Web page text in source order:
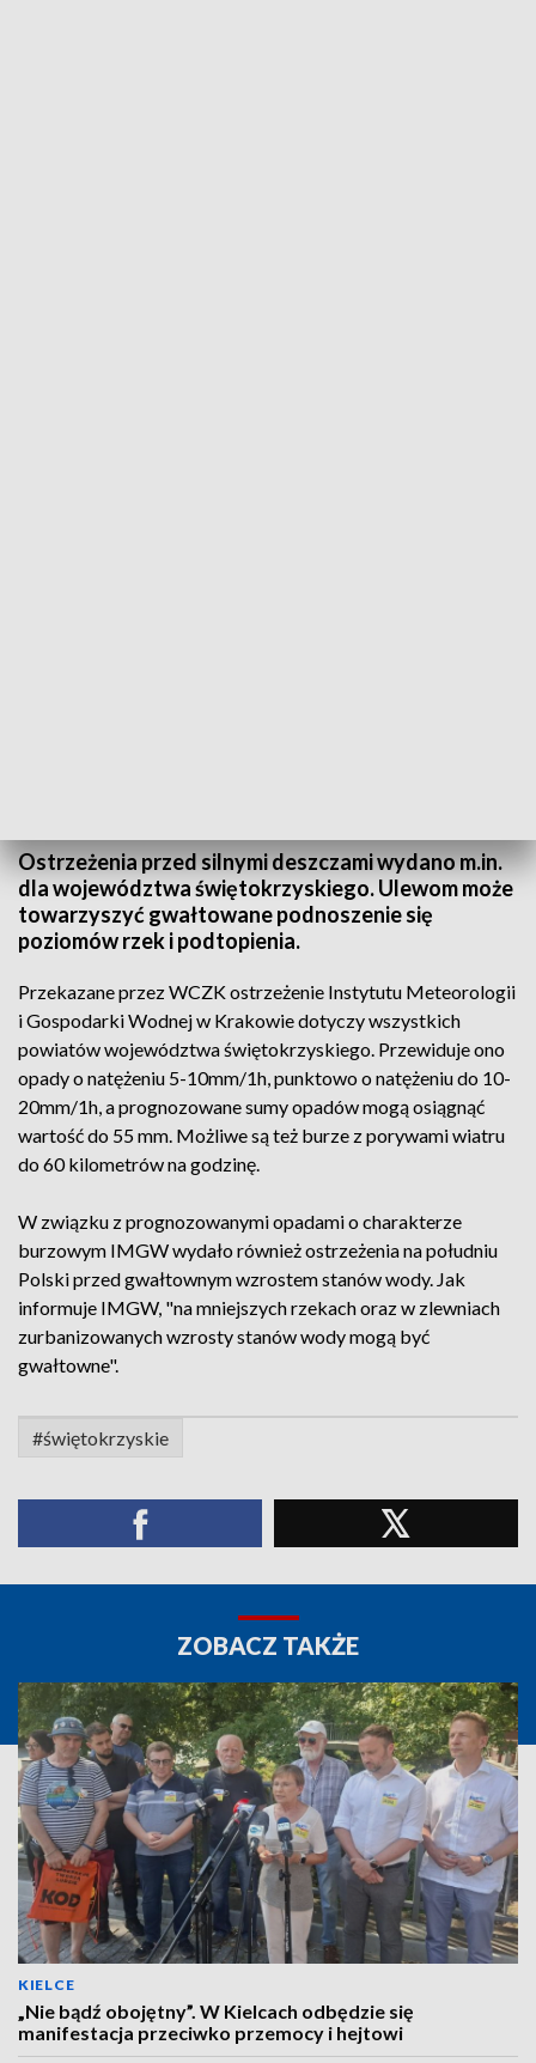
Ostrzeżenia przed silnymi deszczami wydano m.in.
dla województwa świętokrzyskiego. Ulewom może
towarzyszyć gwałtowane podnoszenie się
poziomów rzek i podtopienia.
Przekazane przez WCZK ostrzeżenie Instytutu Meteorologii
i Gospodarki Wodnej w Krakowie dotyczy wszystkich
powiatów województwa świętokrzyskiego. Przewiduje ono
opady o natężeniu 5-10mm/1h, punktowo o natężeniu do 10-
20mm/1h, a prognozowane sumy opadów mogą osiągnąć
wartość do 55 mm. Możliwe są też burze z porywami wiatru
do 60 kilometrów na godzinę.
W związku z prognozowanymi opadami o charakterze
burzowym IMGW wydało również ostrzeżenia na południu
Polski przed gwałtownym wzrostem stanów wody. Jak
informuje IMGW, "na mniejszych rzekach oraz w zlewniach
zurbanizowanych wzrosty stanów wody mogą być
gwałtowne".
#świętokrzyskie
ZOBACZ TAKŻE
KIELCE
„Nie bądź obojętny”. W Kielcach odbędzie się
manifestacja przeciwko przemocy i hejtowi